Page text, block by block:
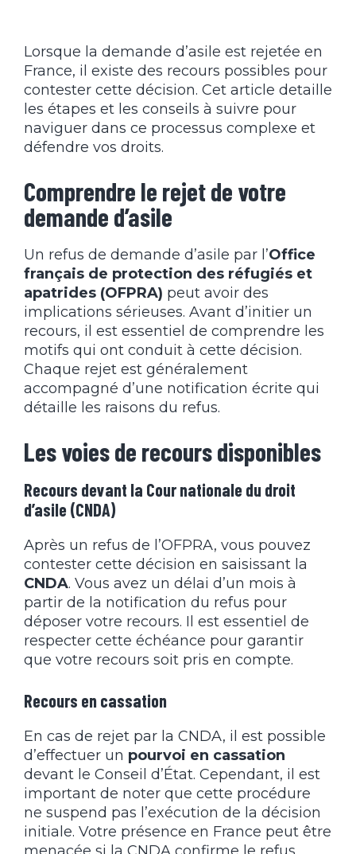
Lorsque la demande d’asile est rejetée en
France, il existe des recours possibles pour
contester cette décision. Cet article detaille
les étapes et les conseils à suivre pour
naviguer dans ce processus complexe et
défendre vos droits.
Comprendre le rejet de votre
demande d’asile
Un refus de demande d’asile par l’Office
français de protection des réfugiés et
apatrides (OFPRA) peut avoir des
implications sérieuses. Avant d’initier un
recours, il est essentiel de comprendre les
motifs qui ont conduit à cette décision.
Chaque rejet est généralement
accompagné d’une notification écrite qui
détaille les raisons du refus.
Les voies de recours disponibles
Recours devant la Cour nationale du droit
d’asile (CNDA)
Après un refus de l’OFPRA, vous pouvez
contester cette décision en saisissant la
CNDA. Vous avez un délai d’un mois à
partir de la notification du refus pour
déposer votre recours. Il est essentiel de
respecter cette échéance pour garantir
que votre recours soit pris en compte.
Recours en cassation
En cas de rejet par la CNDA, il est possible
d’effectuer un pourvoi en cassation
devant le Conseil d’État. Cependant, il est
important de noter que cette procédure
ne suspend pas l’exécution de la décision
initiale. Votre présence en France peut être